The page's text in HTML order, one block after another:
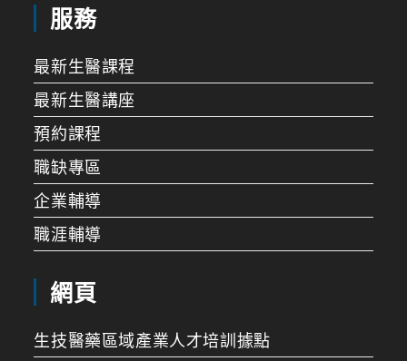
服務
最新生醫課程
最新生醫講座
預約課程
職缺專區
企業輔導
職涯輔導
網頁
生技醫藥區域產業人才培訓據點